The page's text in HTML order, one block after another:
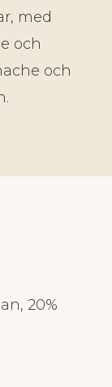
med
och
och
20%